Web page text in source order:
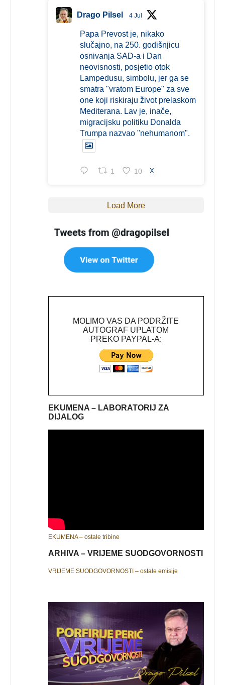
Drago Pilsel 4 Jul
Papa Prevost je, nikako
slučajno, na 250. godišnjicu
osnivanja SAD-a i Dan
neovisnosti, posjetio otok
Lampedusu, simbolu, jer ga se
smatra "vratom Europe" za sve
one koji riskiraju život prelaskom
Mediterana. Lav je, inače,
migracijsku politiku Donalda
Trumpa nazvao "nehumanom".
1 10 X
Load More
MOLIMO VAS DA PODRŽITE
AUTOGRAF UPLATOM
PREKO PAYPAL-A:
EKUMENA – LABORATORIJ ZA
DIJALOG
EKUMENA – ostale tribine
ARHIVA – VRIJEME SUODGOVORNOSTI
VRIJEME SUODGOVORNOSTI – ostale emisije